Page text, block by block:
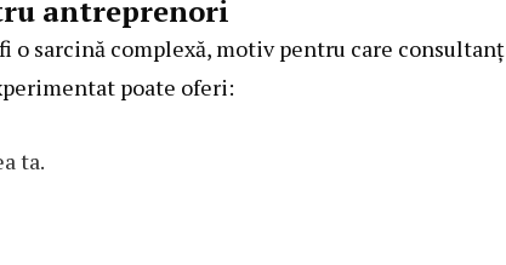
antreprenori
sarcină complexă, motiv pentru care
poate oferi:
ta.